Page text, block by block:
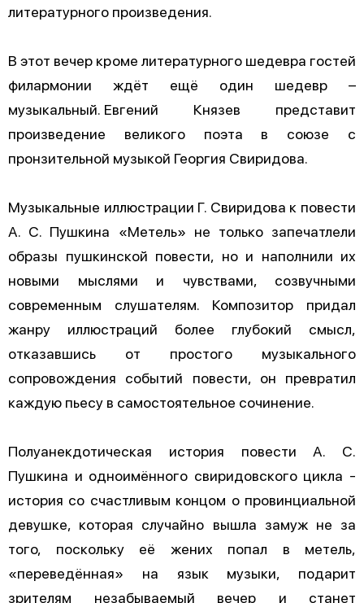
литературного произведения.
В этот вечер кроме литературного шедевра гостей
филармонии ждёт ещё один шедевр –
музыкальный. Евгений Князев представит
произведение великого поэта в союзе с
пронзительной музыкой Георгия Свиридова.
Музыкальные иллюстрации Г. Свиридова к повести
А. С. Пушкина «Метель» не только запечатлели
образы пушкинской повести, но и наполнили их
новыми мыслями и чувствами, созвучными
современным слушателям. Композитор придал
жанру иллюстраций более глубокий смысл,
отказавшись от простого музыкального
сопровождения событий повести, он превратил
каждую пьесу в самостоятельное сочинение.
Полуанекдотическая история повести А. С.
Пушкина и одноимённого свиридовского цикла -
история со счастливым концом о провинциальной
девушке, которая случайно вышла замуж не за
того, поскольку её жених попал в метель,
«переведённая» на язык музыки, подарит
зрителям незабываемый вечер и станет